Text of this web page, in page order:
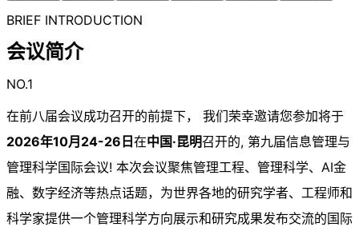
BRIEF INTRODUCTION
会议简介
NO.1
在前八届会议成功召开的前提下， 我们荣幸邀请您参加将于
2026年10月24-26日在中国·昆明召开的, 第九届信息管理与
管理科学国际会议! 本次会议聚焦管理工程、管理科学、AI金
融、数字经济等热点话题，为世界各地的研究学者、工程师和
科学家提供一个管理科学方向展示和研究成果发布交流的国际